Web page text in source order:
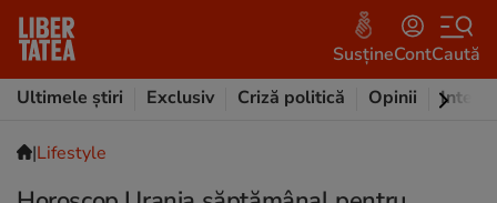
SusțineContCaută
Ultimele știri
Exclusiv Criză politică Opinii
|Lifestyle